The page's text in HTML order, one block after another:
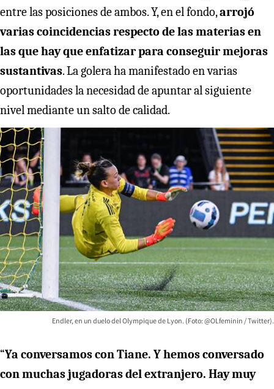
entre las posiciones de ambos. Y, en el fondo,arrojó
varias coincidencias respecto de las materias en
las que hay que enfatizar para conseguir mejoras
sustantivas. La golera ha manifestado en varias
oportunidades la necesidad de apuntar al siguiente
nivel mediante un salto de calidad.
Endler, en un duelo del Olympique de Lyon. (Foto: @OLfeminin / Twitter).
“Ya conversamos con Tiane. Y hemos conversado
con muchas jugadoras del extranjero. Hay muy